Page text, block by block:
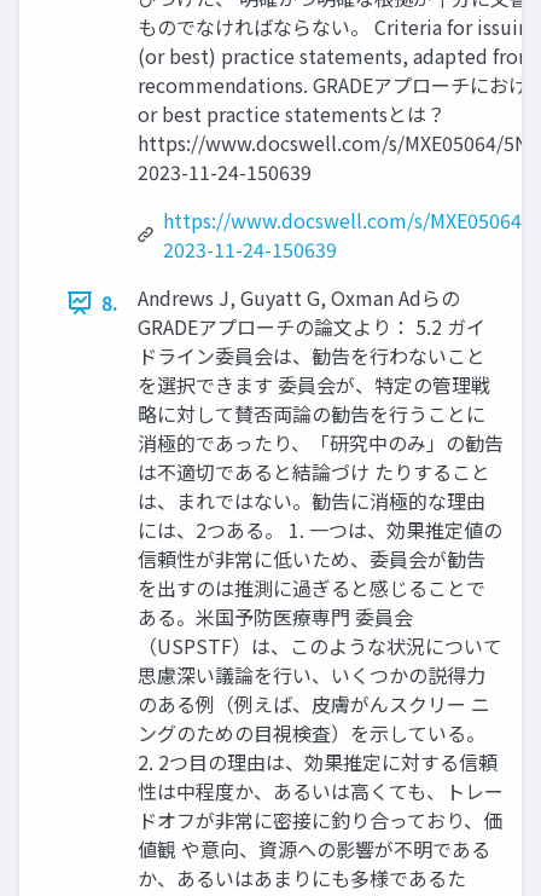
ものでなければならない。 Criteria for
(or best) practice statements, adapted from
recommendations. GRADEアプローチにおけ
or best practice statementsとは？
https://www.docswell.com/s/MXE05064/
2023-11-24-150639
https://www.docswell.com/s/MXE05064/
2023-11-24-150639
8.
Andrews J, Guyatt G, Oxman Adらの
GRADEアプローチの論文より： 5.2 ガイ
ドライン委員会は、勧告を行わないこと
を選択できます 委員会が、特定の管理戦
略に対して賛否両論の勧告を行うことに
消極的であったり、「研究中のみ」の勧告
は不適切であると結論づけ たりすること
は、まれではない。勧告に消極的な理由
には、2つある。 1. 一つは、効果推定値の
信頼性が非常に低いため、委員会が勧告
を出すのは推測に過ぎると感じることで
ある。米国予防医療専門 委員会
（USPSTF）は、このような状況について
思慮深い議論を行い、いくつかの説得力
のある例（例えば、皮膚がんスクリー ニ
ングのための目視検査）を示している。
2. 2つ目の理由は、効果推定に対する信頼
性は中程度か、あるいは高くても、トレー
ドオフが非常に密接に釣り合っており、価
値観 や意向、資源への影響が不明である
か、あるいはあまりにも多様であるた